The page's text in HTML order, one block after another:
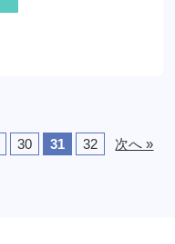
30 31 32 次へ »